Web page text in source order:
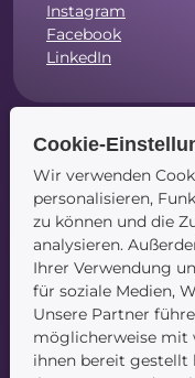
Instagram
Facebook
LinkedIn
Navigation
Startseite
Blog
Kontakt
Cookie-
Wir verwenden
personalisieren,
zu können und die
analysieren.
Ihrer Verwendung
für soziale Medien,
Unsere Partner
möglicherweise mit
ihnen bereit gestellt